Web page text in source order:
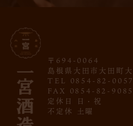
〒694-0064
島根県大田市大田町
TEL 0854-82-0057
FAX 0854-82-9085
定休日 日・祝
不定休 土曜